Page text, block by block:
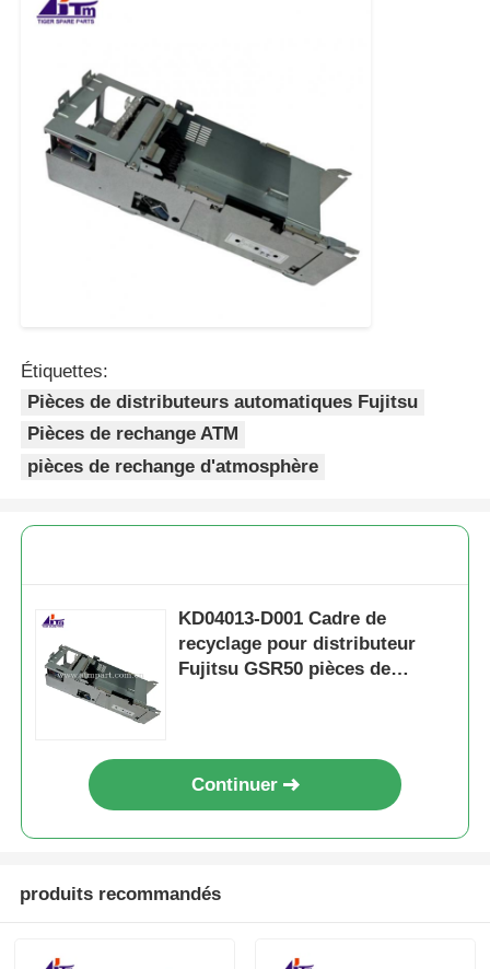
Étiquettes:
Pièces de distributeurs automatiques Fujitsu
Pièces de rechange ATM
pièces de rechange d'atmosphère
KD04013-D001 Cadre de
recyclage pour distributeur
Fujitsu GSR50 pièces de
Continuer
produits recommandés